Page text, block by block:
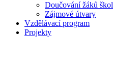
Doučování žáků škol
Zájmové útvary
Vzdělávací program
Projekty